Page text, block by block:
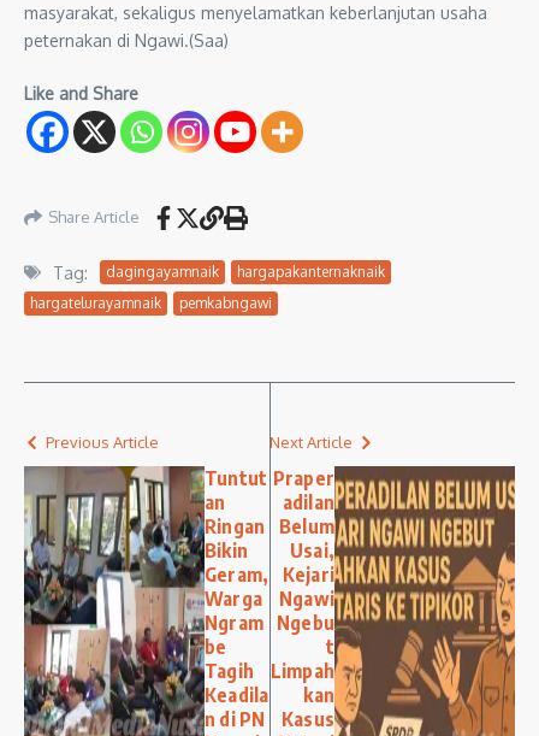
masyarakat, sekaligus menyelamatkan keberlanjutan usaha
peternakan di Ngawi.(Saa)
Like and Share
Share Article
Tag: dagingayamnaik
hargapakanternaknaik
hargatelurayamnaik
pemkabngawi
Previous Article
Tuntut
an
Ringan
Bikin
Geram,
Warga
Ngram
be
Tagih
Keadila
n di PN
Next Article
Praper
adilan
Belum
Usai,
Kejari
Ngawi
Ngebu
t
Limpah
kan
Kasus